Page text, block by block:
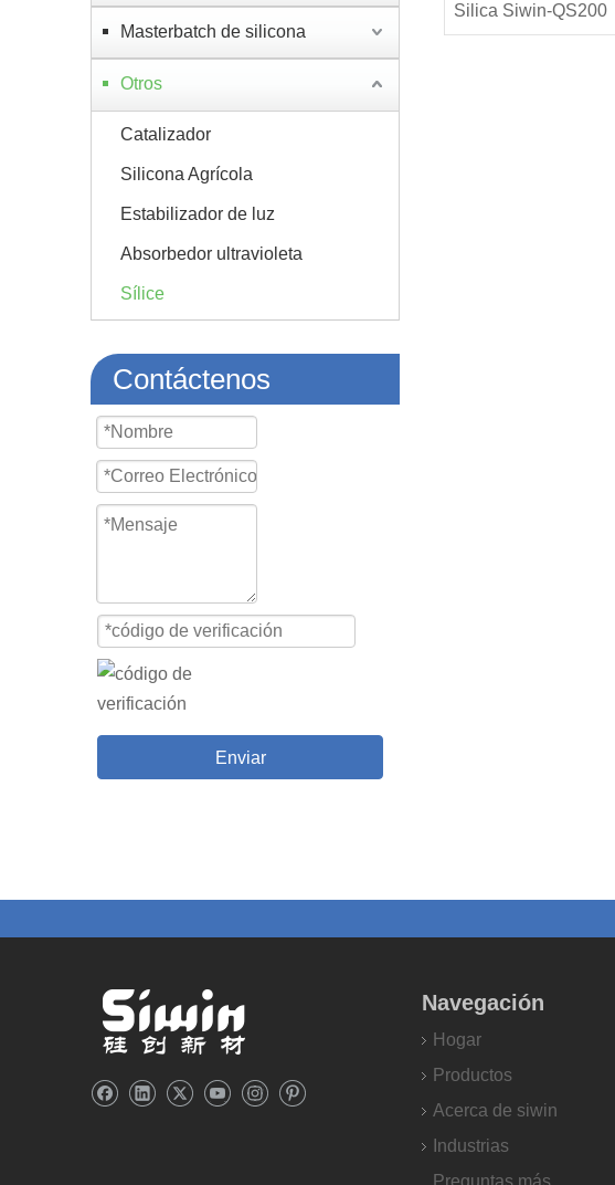
Masterbatch de silicona
Otros
Catalizador
Silicona Agrícola
Estabilizador de luz
Absorbedor ultravioleta
Sílice
Contáctenos
Enviar
Silica Siwin-QS200
Navegación
Hogar
Productos
Acerca de siwin
Industrias
Preguntas más